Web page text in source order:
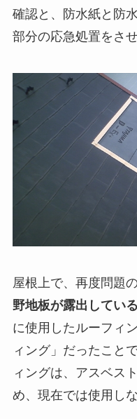
確認と、防水紙と防
部分の応急処置をさせ
屋根上で、再度問題
野地板が露出してい
に使用したルーフィ
ィング」だったこと
ィングは、アスベス
め、現在では使用し